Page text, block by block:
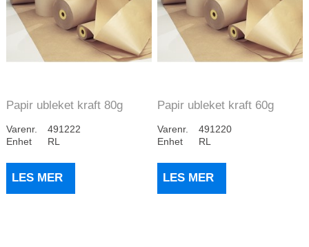
Papir ubleket kraft 80g
Varenr.
491222
Enhet
RL
LES MER
Papir ubleket kraft 60g
Varenr.
491220
Enhet
RL
LES MER